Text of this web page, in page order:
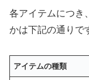
各アイテムにつき
かは下記の通りで
アイテムの種類